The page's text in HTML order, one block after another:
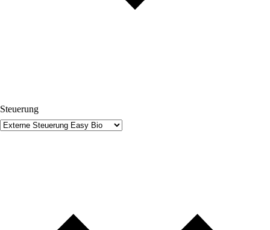
Steuerung